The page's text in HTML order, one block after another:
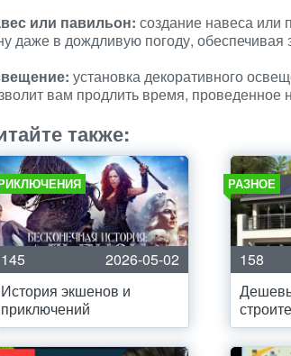
или павильон: создание навеса или
даже в дождливую погоду, обеспечивая
установка декоративного
вам продлить время, проведенное
также:
145
2026-05-02
История экшенов и
приключений
РАЗНОЕ
158